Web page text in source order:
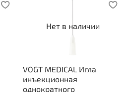
Нет в наличии
VOGT MEDICAL Игла
инъекционная
однократного